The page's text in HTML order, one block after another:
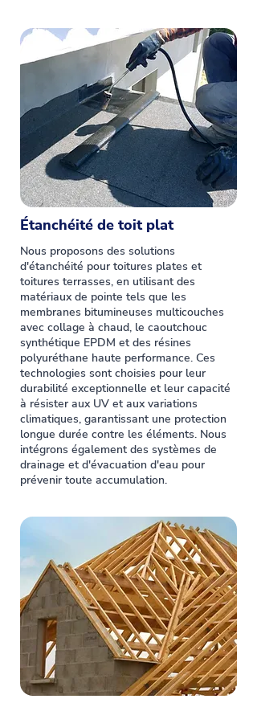
Étanchéité de toit plat
Nous proposons des solutions
d'étanchéité pour toitures plates et
toitures terrasses, en utilisant des
matériaux de pointe tels que les
membranes bitumineuses multicouches
avec collage à chaud, le caoutchouc
synthétique EPDM et des résines
polyuréthane haute performance. Ces
technologies sont choisies pour leur
durabilité exceptionnelle et leur capacité
à résister aux UV et aux variations
climatiques, garantissant une protection
longue durée contre les éléments. Nous
intégrons également des systèmes de
drainage et d'évacuation d'eau pour
prévenir toute accumulation.